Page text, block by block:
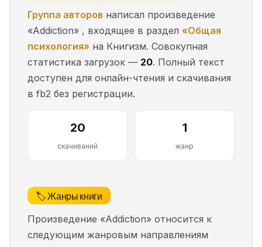
Группа авторов написал произведение
«Addiction» , входящее в раздел «Общая
психология» на Книгизм. Совокупная
статистика загрузок — 20. Полный текст
доступен для онлайн-чтения и скачивания
в fb2 без регистрации.
20
скачиваний
1
жанр
🏷️ Жанры книги
Произведение «Addiction» относится к
следующим жанровым направлениям